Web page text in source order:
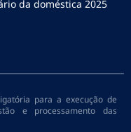
da doméstica 2025
para a execução de
e processamento das